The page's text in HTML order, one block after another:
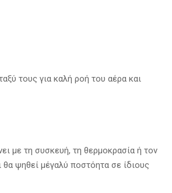
τους για καλή ροή του αέρα και
με τη συσκευή, τη θερμοκρασία ή τον
ψηθεί μέγαλύ ποστόητα σε ίδιους